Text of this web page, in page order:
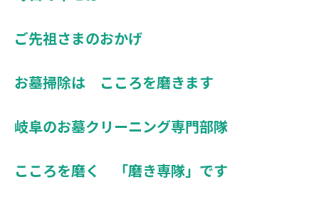
ご先祖さまのおかげ
お墓掃除は こころを磨きます
岐阜のお墓クリーニング専門部隊
こころを磨く 「磨き専隊」です